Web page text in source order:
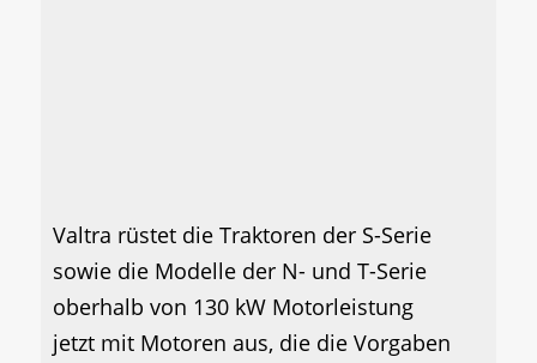
Valtra rüstet die Traktoren der S-Serie
sowie die Modelle der N- und T-Serie
oberhalb von 130 kW Motorleistung
jetzt mit Motoren aus, die die Vorgaben